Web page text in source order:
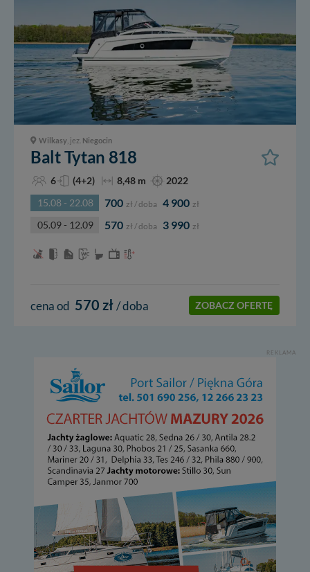
Wilkasy , jez. Niegocin
Balt Tytan 818
6 (4+2) 8,48 m 2022
15.08 - 22.08 700 zł / doba 4 900 zł
05.09 - 12.09 570 zł / doba 3 990 zł
cena od 570 zł/ doba ZOBACZ OFERTĘ
REKLAMA